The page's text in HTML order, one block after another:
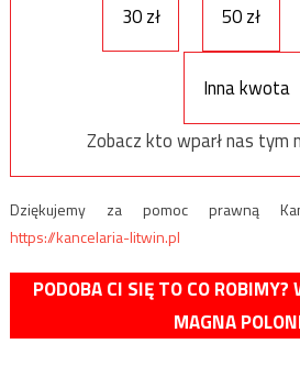
30 zł
50 zł
Inna kwota
Zobacz kto wparł nas tym
Dziękujemy za pomoc prawną
https://kancelaria-litwin.pl
PODOBA CI SIĘ TO CO ROBIMY?
MAGNA